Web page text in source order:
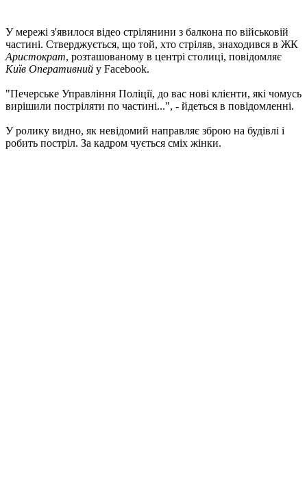
У мережі з'явилося відео стрілянини з балкона по військовій
частині. Стверджується, що той, хто стріляв, знаходився в ЖК
Аристократ, розташованому в центрі столиці, повідомляє
Київ Оперативний у Facebook.
"Печерське Управління Поліції, до вас нові клієнти, які чомусь
вирішили постріляти по частині...", - йдеться в повідомленні.
У ролику видно, як невідомий направляє зброю на будівлі і
робить постріл. За кадром чується сміх жінки.